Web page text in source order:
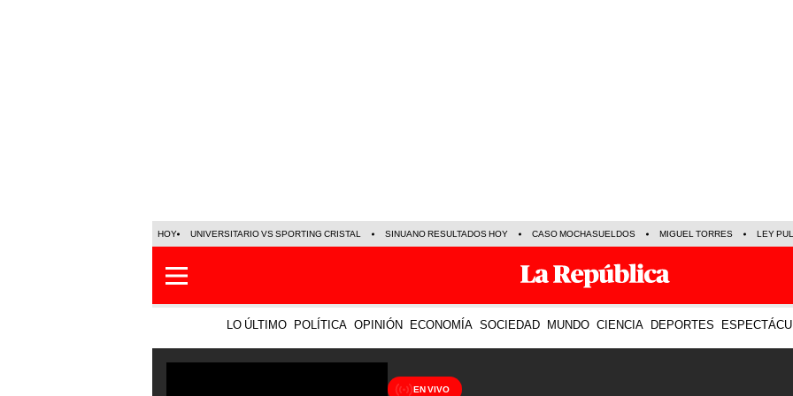
HOY UNIVERSITARIO VS SPORTING CRISTAL SINUANO RESULTADOS HOY CASO MOCHASUELDOS MIGUEL TORRES LEY
LO ÚLTIMO POLÍTICA OPINIÓN ECONOMÍA SOCIEDAD MUNDO CIENCIA DEPORTES
EN VIVO